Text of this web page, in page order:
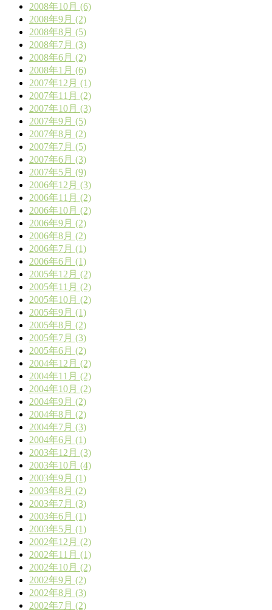
2008年10月 (6)
2008年9月 (2)
2008年8月 (5)
2008年7月 (3)
2008年6月 (2)
2008年1月 (6)
2007年12月 (1)
2007年11月 (2)
2007年10月 (3)
2007年9月 (5)
2007年8月 (2)
2007年7月 (5)
2007年6月 (3)
2007年5月 (9)
2006年12月 (3)
2006年11月 (2)
2006年10月 (2)
2006年9月 (2)
2006年8月 (2)
2006年7月 (1)
2006年6月 (1)
2005年12月 (2)
2005年11月 (2)
2005年10月 (2)
2005年9月 (1)
2005年8月 (2)
2005年7月 (3)
2005年6月 (2)
2004年12月 (2)
2004年11月 (2)
2004年10月 (2)
2004年9月 (2)
2004年8月 (2)
2004年7月 (3)
2004年6月 (1)
2003年12月 (3)
2003年10月 (4)
2003年9月 (1)
2003年8月 (2)
2003年7月 (3)
2003年6月 (1)
2003年5月 (1)
2002年12月 (2)
2002年11月 (1)
2002年10月 (2)
2002年9月 (2)
2002年8月 (3)
2002年7月 (2)